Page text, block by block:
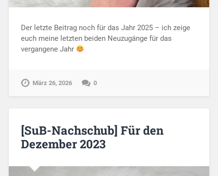
Der letzte Beitrag noch für das Jahr 2025 – ich zeige
euch meine letzten beiden Neuzugänge für das
vergangene Jahr
März 26, 2026 0
[SuB-Nachschub] Für den
Dezember 2023